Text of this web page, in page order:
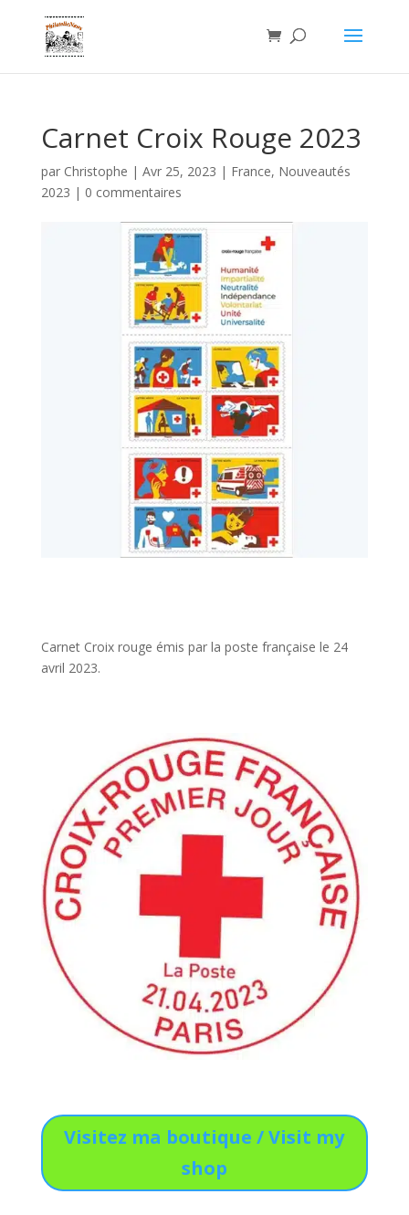
Carnet Croix Rouge 2023
par Christophe | Avr 25, 2023 | France, Nouveautés
2023 | 0 commentaires
Carnet Croix rouge émis par la poste française le 24
avril 2023.
Visitez ma boutique / Visit my
shop